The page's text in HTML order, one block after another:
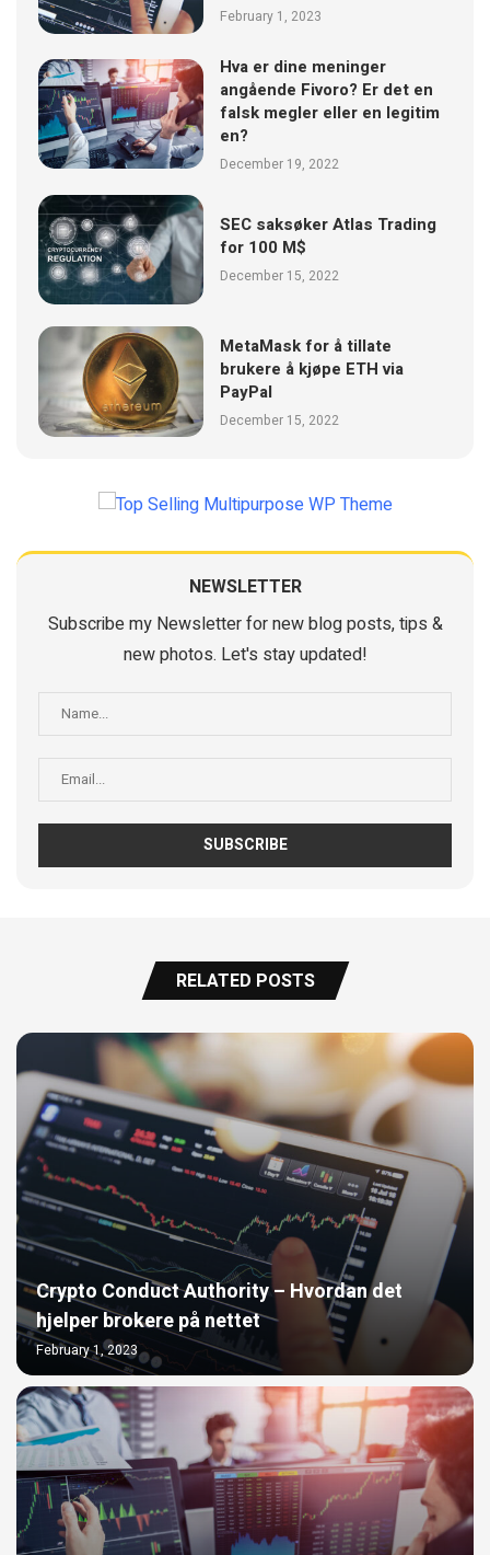
February 1, 2023
Hva er dine meninger
angående Fivoro? Er det en
falsk megler eller en legitim
en?
December 19, 2022
SEC saksøker Atlas Trading
for 100 M$
December 15, 2022
MetaMask for å tillate
brukere å kjøpe ETH via
PayPal
December 15, 2022
NEWSLETTER
Subscribe my Newsletter for new blog posts, tips &
new photos. Let's stay updated!
RELATED POSTS
Crypto Conduct Authority – Hvordan det
hjelper brokere på nettet
February 1, 2023